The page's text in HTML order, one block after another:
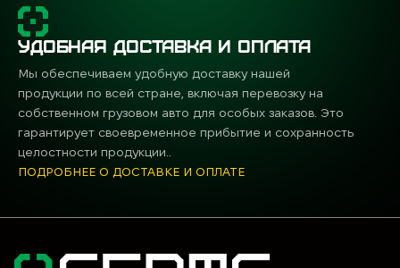
УДОБНАЯ ДОСТАВКА И ОПЛАТА
Мы обеспечиваем удобную доставку нашей
продукции по всей стране, включая перевозку на
собственном грузовом авто для особых заказов. Это
гарантирует своевременное прибытие и сохранность
целостности продукции..
ПОДРОБНЕЕ О ДОСТАВКЕ И ОПЛАТЕ